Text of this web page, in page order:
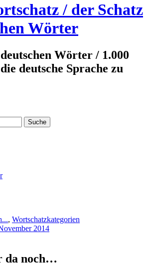
/ der Schatz
Wörter
Wörter / 1.000
deutsche Sprache zu
, Wortschatzkategorien
2014
da noch…